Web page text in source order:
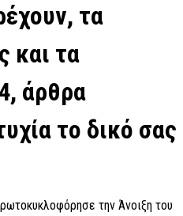
τα
και τα
άρθρα
το δικό σας
την Άνοιξη του